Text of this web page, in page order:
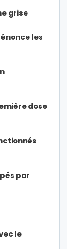
grise
les
dose
par
le